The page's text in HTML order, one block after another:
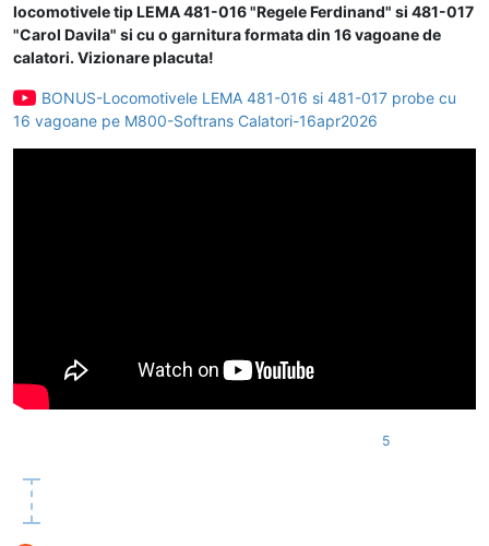
locomotivele tip LEMA 481-016 "Regele Ferdinand" si 481-017
"Carol Davila" si cu o garnitura formata din 16 vagoane de
calatori. Vizionare placuta!
BONUS-Locomotivele LEMA 481-016 si 481-017 probe cu
16 vagoane pe M800-Softrans Calatori-16apr2026
5